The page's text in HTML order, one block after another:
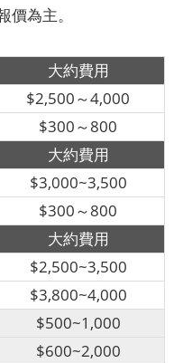
為主。
大約費用
$2,500～4,000
$300～800
大約費用
$3,000~3,500
$300～800
大約費用
$2,500~3,500
$3,800~4,000
$500~1,000
$600~2,000